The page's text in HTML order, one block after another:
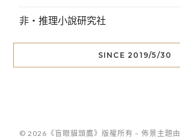
非‧推理小說研究社
SINCE 2019/5/30
© 2026《盲眼貓頭鷹》版權所有 – 佈景主題由